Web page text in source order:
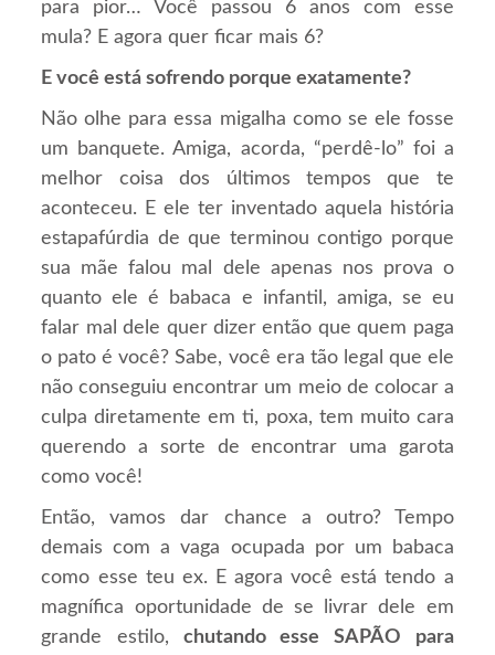
para pior… Você passou 6 anos com esse
mula? E agora quer ficar mais 6?
E você está sofrendo porque exatamente?
Não olhe para essa migalha como se ele fosse
um banquete. Amiga, acorda, “perdê-lo” foi a
melhor coisa dos últimos tempos que te
aconteceu. E ele ter inventado aquela história
estapafúrdia de que terminou contigo porque
sua mãe falou mal dele apenas nos prova o
quanto ele é babaca e infantil, amiga, se eu
falar mal dele quer dizer então que quem paga
o pato é você? Sabe, você era tão legal que ele
não conseguiu encontrar um meio de colocar a
culpa diretamente em ti, poxa, tem muito cara
querendo a sorte de encontrar uma garota
como você!
Então, vamos dar chance a outro? Tempo
demais com a vaga ocupada por um babaca
como esse teu ex. E agora você está tendo a
magnífica oportunidade de se livrar dele em
grande estilo, chutando esse SAPÃO para